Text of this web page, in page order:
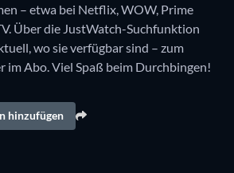
– etwa bei Netflix, WOW, Prime
Über die JustWatch-Suchfunktion
wo sie verfügbar sind – zum
im Abo. Viel Spaß beim Durchbingen!
hinzufügen